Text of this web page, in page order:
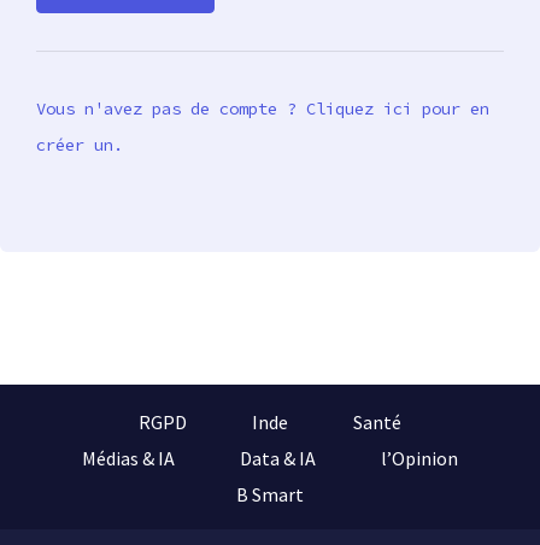
Vous n'avez pas de compte ? Cliquez ici pour en
créer un.
RGPD Inde
Santé
Médias & IA
Data & IA
l’Opinion
B Smart